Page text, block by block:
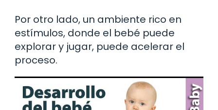
Por otro lado, un ambiente rico en
estímulos, donde el bebé puede
explorar y jugar, puede acelerar el
proceso.